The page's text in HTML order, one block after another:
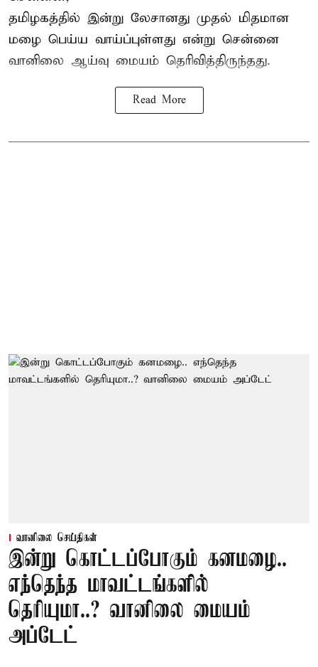
தமிழகத்தில் இன்று லேசானது முதல் மிதமான
மழை பெய்ய வாய்ப்புள்ளது என்று சென்னை
வானிலை ஆய்வு மையம் தெரிவித்திருந்தது.
Read More
வானிலை செய்திகள்
இன்று கொட்டப்போகும் கனமழை..
எந்தெந்த மாவட்டங்களில்
தெரியுமா..? வானிலை மையம்
அப்டேட்